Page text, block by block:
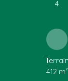
4
Terrain
412 m²